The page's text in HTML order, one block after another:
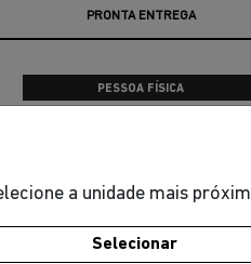
PRONTA ENTREGA
PESSOA FÍSICA
CONFIRA A OFERTA
a unidade mais
Selecionar